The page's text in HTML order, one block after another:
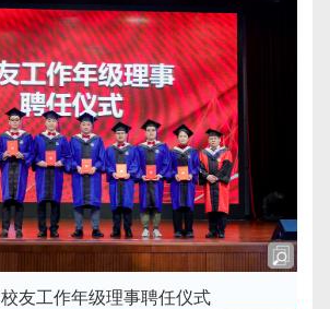
校友工作年级理事聘任仪式